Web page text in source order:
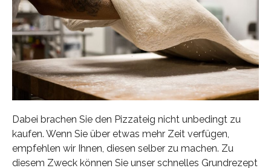
Dabei brachen Sie den Pizzateig nicht unbedingt zu
kaufen. Wenn Sie über etwas mehr Zeit verfügen,
empfehlen wir Ihnen, diesen selber zu machen. Zu
diesem Zweck können Sie unser schnelles Grundrezept